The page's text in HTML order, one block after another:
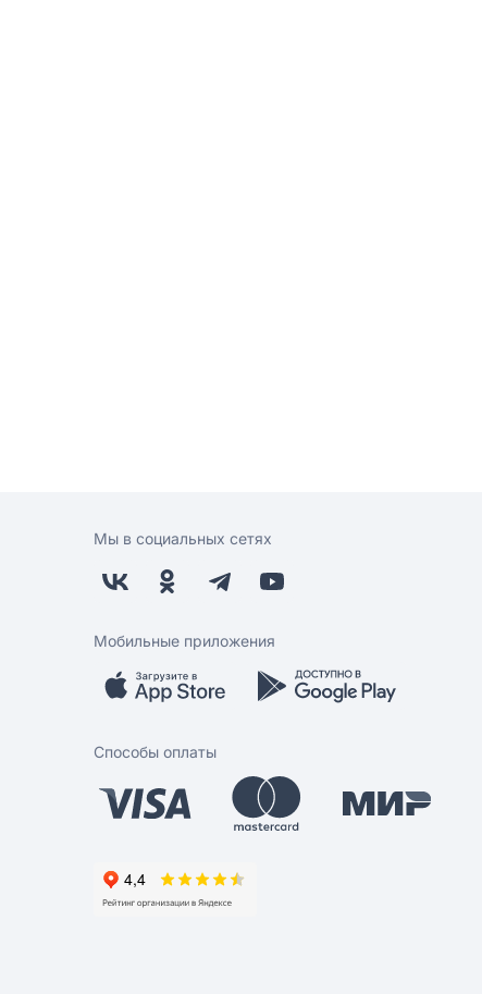
Мы в социальных сетях
Мобильные приложения
Способы оплаты